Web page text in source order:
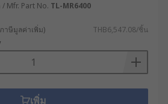
คุณภาพสูงสำหรับ
ระโยชน์มากมายที่ส่งผล
การดำเนินงานและความ
องธุรกิจ เช่น
รเชื่อมต่อ : ลดการหยุดชะงัก
ไปสู่ความเสียหายทางธุรกิจ
Mfr. Part No. TL-MR6400
าษีมูลค่าเพิ่ม) THB6,547.08/ชิ้น
เพิ่ม